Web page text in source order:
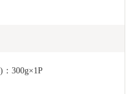
300g×1P